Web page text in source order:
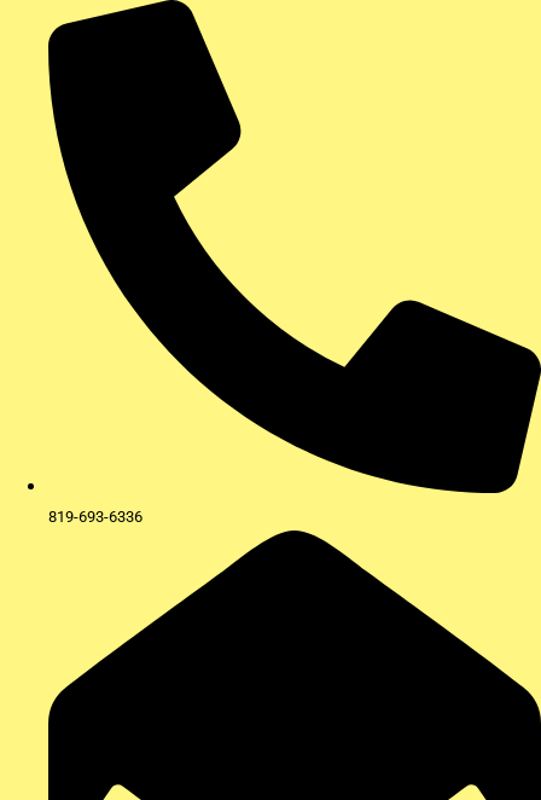
contenu
819-693-6336